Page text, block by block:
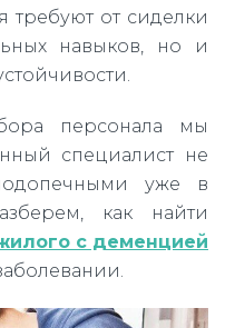
требуют от сиделки
навыков, но и
персонала мы
специалист не
уже в
как найти
с деменцией